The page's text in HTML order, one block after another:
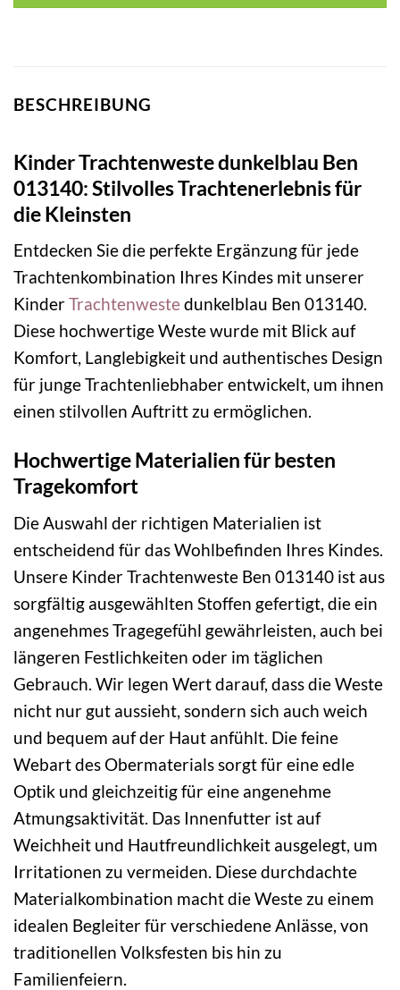
BESCHREIBUNG
Kinder Trachtenweste dunkelblau Ben
013140: Stilvolles Trachtenerlebnis für
die Kleinsten
Entdecken Sie die perfekte Ergänzung für jede
Trachtenkombination Ihres Kindes mit unserer
KinderTrachtenwestedunkelblau Ben 013140.
Diese hochwertige Weste wurde mit Blick auf
Komfort, Langlebigkeit und authentisches Design
für junge Trachtenliebhaber entwickelt, um ihnen
einen stilvollen Auftritt zu ermöglichen.
Hochwertige Materialien für besten
Tragekomfort
Die Auswahl der richtigen Materialien ist
entscheidend für das Wohlbefinden Ihres Kindes.
Unsere Kinder Trachtenweste Ben 013140 ist aus
sorgfältig ausgewählten Stoffen gefertigt, die ein
angenehmes Tragegefühl gewährleisten, auch bei
längeren Festlichkeiten oder im täglichen
Gebrauch. Wir legen Wert darauf, dass die Weste
nicht nur gut aussieht, sondern sich auch weich
und bequem auf der Haut anfühlt. Die feine
Webart des Obermaterials sorgt für eine edle
Optik und gleichzeitig für eine angenehme
Atmungsaktivität. Das Innenfutter ist auf
Weichheit und Hautfreundlichkeit ausgelegt, um
Irritationen zu vermeiden. Diese durchdachte
Materialkombination macht die Weste zu einem
idealen Begleiter für verschiedene Anlässe, von
traditionellen Volksfesten bis hin zu
Familienfeiern.